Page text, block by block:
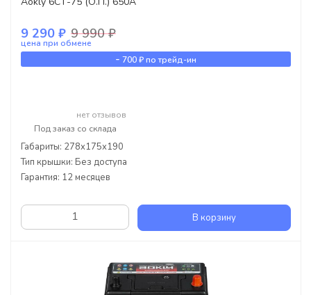
9 290 ₽ 9 990 ₽
цена при обмене
- 700 ₽по трейд-ин
нет отзывов
Под заказ со склада
Габариты: 278x175x190
Тип крышки: Без доступа
Гарантия: 12 месяцев
В корзину